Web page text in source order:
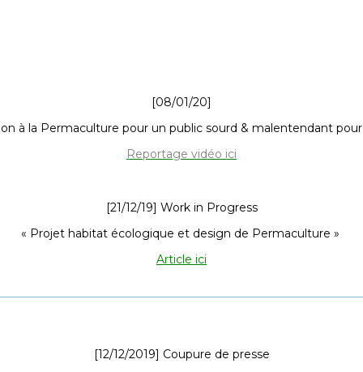
[08/01/20]
à la Permaculture pour un public sourd & malentendant pour
Reportage vidéo ici
[21/12/19] Work in Progress
« Projet habitat écologique et design de Permaculture »
Article ici
[12/12/2019] Coupure de presse